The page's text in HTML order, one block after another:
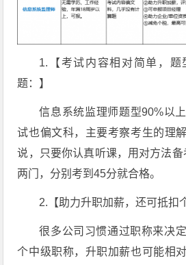
1.【考试内容相对简单，题
题：】
信息系统监理师题型90%以
试也偏文科，主要考察考生的理
说，只要你认真听课，用对方法
两门，分别考到45分就合格。
2.【助力升职加薪，还可抵扣
很多公司习惯通过职称来决
个中级职称，升职加薪也可能相